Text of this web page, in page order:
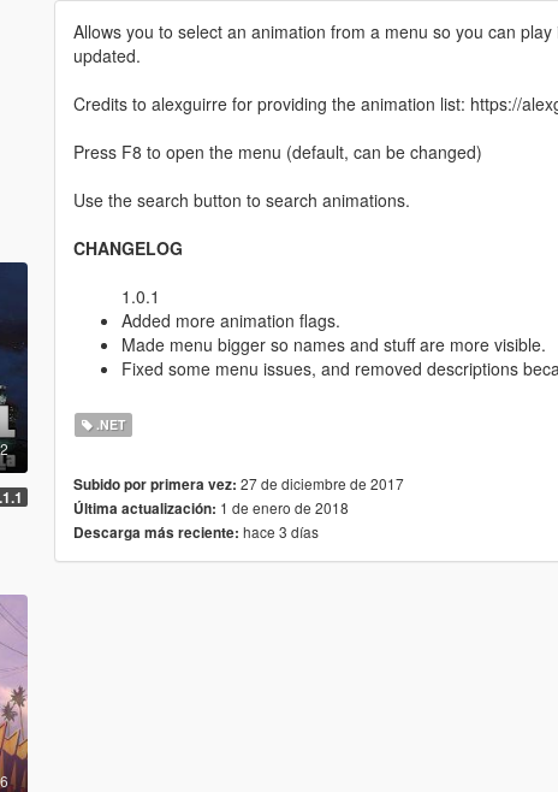
Allows you to select an animation from a menu so you can
updated.
Credits to alexguirre for providing the animation list: https://
Press F8 to open the menu (default, can be changed)
Use the search button to search animations.
CHANGELOG
1.0.1
Added more animation flags.
Made menu bigger so names and stuff are more visible.
Fixed some menu issues, and removed descriptions
.NET
Subido por primera vez: 27 de diciembre de 2017
Última actualización: 1 de enero de 2018
Descarga más reciente: hace 3 días